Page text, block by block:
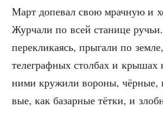
Март допе­вал свою мрач­ную и
Жур­ча­ли по всей ста­ни­це
пере­кли­ка­ясь, пры­га­ли по
теле­граф­ных стол­бах и кры­шах
ними кру­жи­ли воро­ны, чёр­ные,
вые, как базар­ные тёт­ки, и